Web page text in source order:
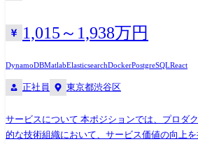
製造装置、先端産業や社会インフラのソリュー
野でリーディングカンパニーとして事業を展開
1,015～1,938万円
DynamoDBMatlabElasticsearchDockerPostgreSQLReact
正社員 東京都渋谷区
サービスについて 本ポジションでは、プロダ
的な技術組織において、サービス価値の向上を